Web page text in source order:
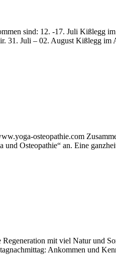
sind: 12. -17. Juli Kißlegg
31. Juli – 02. August Kißlegg im
osteopathie.com
Osteopathie“ an. Eine
mit viel Natur und
Ankommen und